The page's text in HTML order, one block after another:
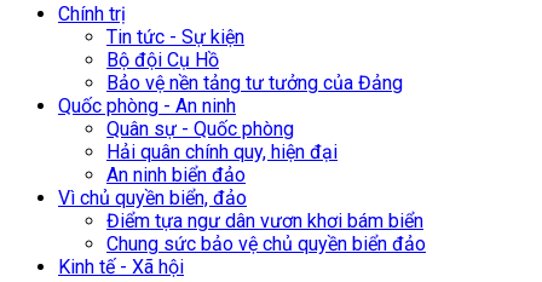
Chính trị
Tin tức - Sự kiện
Bộ đội Cụ Hồ
Bảo vệ nền tảng tư tưởng của Đảng
Quốc phòng - An ninh
Quân sự - Quốc phòng
Hải quân chính quy, hiện đại
An ninh biển đảo
Vì chủ quyền biển, đảo
Điểm tựa ngư dân vươn khơi bám biển
Chung sức bảo vệ chủ quyền biển đảo
Kinh tế - Xã hội